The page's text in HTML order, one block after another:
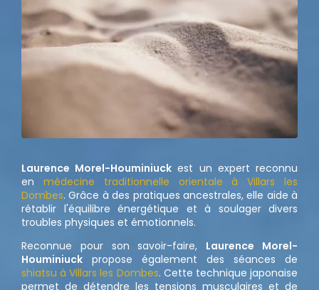
Laurence Morel-Houminiuck est un expert reconnu
en médecine traditionnelle orientale à Villars les
Dombes. Grâce à des pratiques ancestrales, elle aide à
rétablir l'équilibre énergétique et à soulager divers
troubles physiques et émotionnels.
Reconnue pour son savoir-faire, Laurence Morel-
Houminiuck propose également des séances de
shiatsu à Villars les Dombes. Cette technique japonaise
permet de détendre les tensions musculaires et de